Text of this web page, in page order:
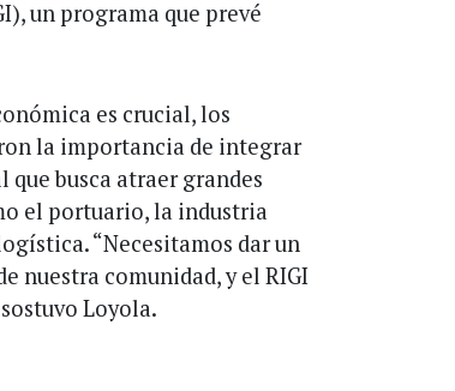
un programa que prevé
es crucial, los
la importancia de integrar
busca atraer grandes
el portuario, la industria
“Necesitamos dar un
nuestra comunidad, y el RIGI
Loyola.